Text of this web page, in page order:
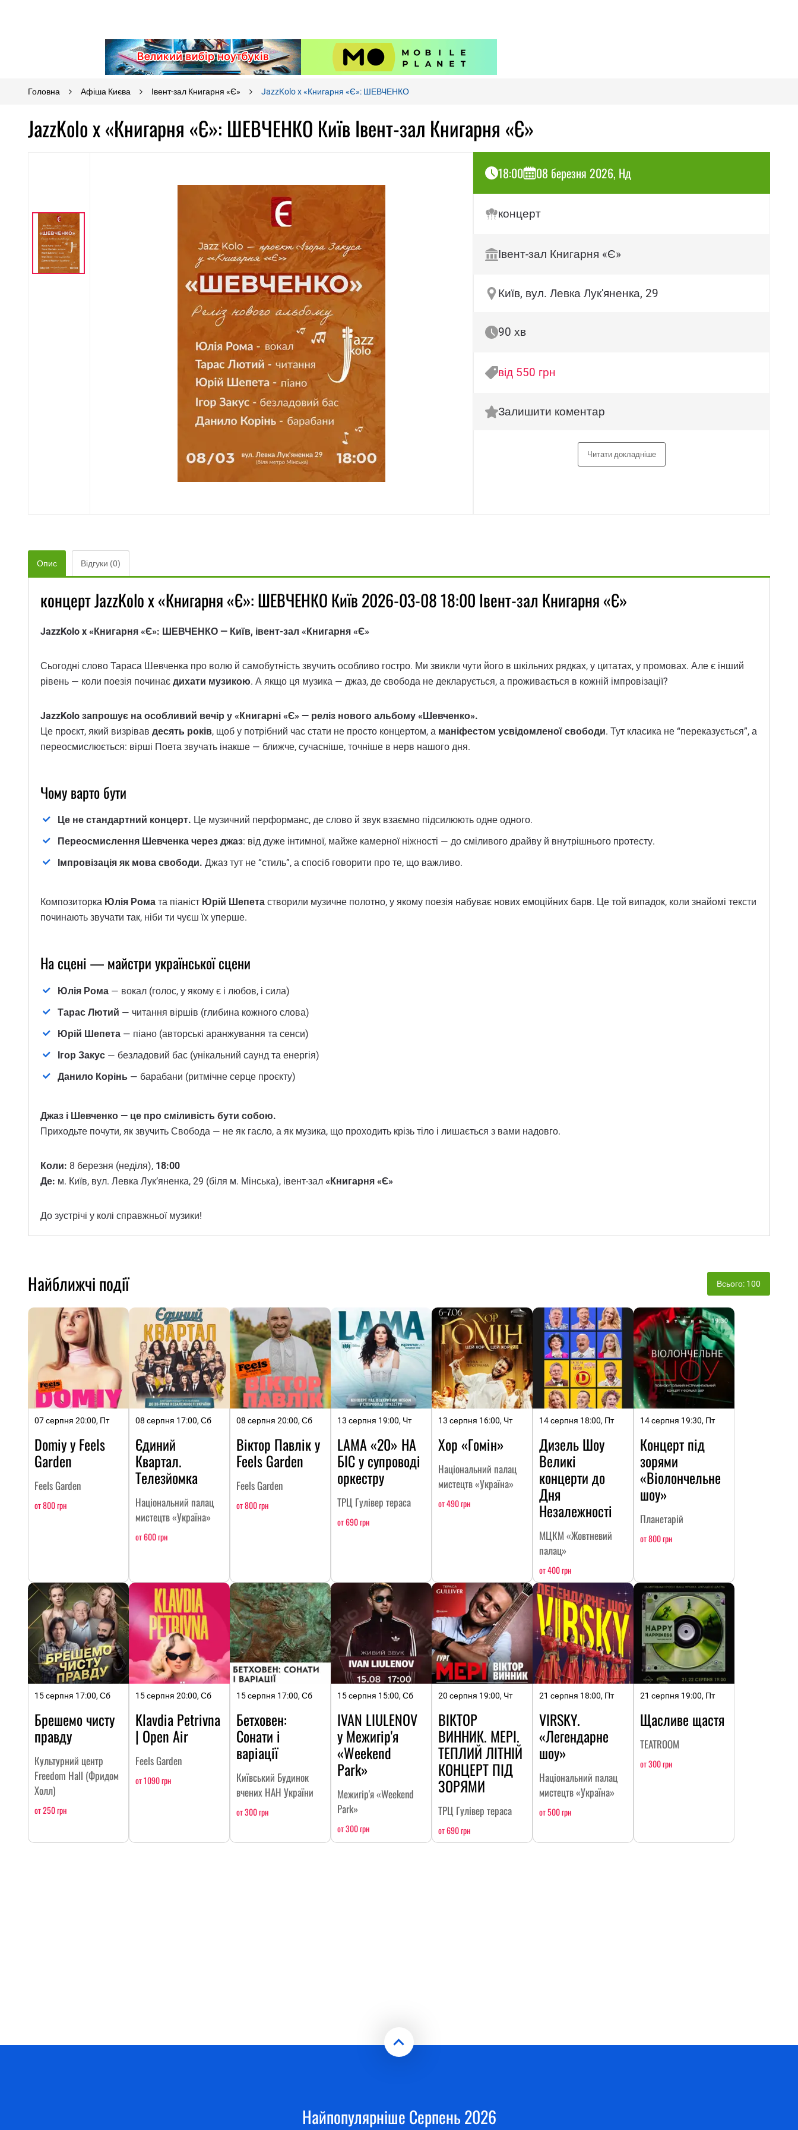
Головна Афіша Києва Івент-зал Книгарня «Є» JazzKolo x «Книгарня «Є»: ШЕВЧЕНКО
JazzKolo x «Книгарня «Є»: ШЕВЧЕНКО Київ Івент-зал Книгарня «Є»
18:00 08 березня 2026, Нд
концерт
Івент-зал Книгарня «Є»
Київ, вул. Левка Лук'яненка, 29
90 хв
від 550 грн
Залишити коментар
Читати докладніше
Опис Відгуки (0)
концерт JazzKolo x «Книгарня «Є»: ШЕВЧЕНКО Київ 2026-03-08 18:00 Івент-зал Книгарня «Є»
JazzKolo x «Книгарня «Є»: ШЕВЧЕНКО — Київ, івент-зал «Книгарня «Є»
Сьогодні слово Тараса Шевченка про волю й самобутність звучить особливо гостро. Ми звикли чути його в шкільних рядках, у цитатах, у промовах. Але є інший
рівень — коли поезія починає дихати музикою. А якщо ця музика — джаз, де свобода не декларується, а проживається в кожній імпровізації?
JazzKolo запрошує на особливий вечір у «Книгарні «Є» — реліз нового альбому «Шевченко».
Це проєкт, який визрівав десять років, щоб у потрібний час стати не просто концертом, а маніфестом усвідомленої свободи. Тут класика не “переказується”, а
переосмислюється: вірші Поета звучать інакше — ближче, сучасніше, точніше в нерв нашого дня.
Чому варто бути
Це не стандартний концерт. Це музичний перформанс, де слово й звук взаємно підсилюють одне одного.
Переосмислення Шевченка через джаз: від дуже інтимної, майже камерної ніжності — до сміливого драйву й внутрішнього протесту.
Імпровізація як мова свободи. Джаз тут не “стиль”, а спосіб говорити про те, що важливо.
Композиторка Юлія Рома та піаніст Юрій Шепета створили музичне полотно, у якому поезія набуває нових емоційних барв. Це той випадок, коли знайомі тексти
починають звучати так, ніби ти чуєш їх уперше.
На сцені — майстри української сцени
Юлія Рома — вокал (голос, у якому є і любов, і сила)
Тарас Лютий — читання віршів (глибина кожного слова)
Юрій Шепета — піано (авторські аранжування та сенси)
Ігор Закус — безладовий бас (унікальний саунд та енергія)
Данило Корінь — барабани (ритмічне серце проєкту)
Джаз і Шевченко — це про сміливість бути собою.
Приходьте почути, як звучить Свобода — не як гасло, а як музика, що проходить крізь тіло і лишається з вами надовго.
Коли: 8 березня (неділя), 18:00
Де: м. Київ, вул. Левка Лук’яненка, 29 (біля м. Мінська), івент-зал «Книгарня «Є»
До зустрічі у колі справжньої музики!
Найближчі події Всього: 100
07 серпня 20:00, Пт
Domiy у Feels
Garden
Feels Garden
от 800 грн
08 серпня 17:00, Сб
Єдиний
Квартал.
Телезйомка
Національний палац
мистецтв «Україна»
от 600 грн
08 серпня 20:00, Сб
Віктор Павлік у
Feels Garden
Feels Garden
от 800 грн
13 серпня 19:00, Чт
LAMA «20» НА
БІС у супроводі
оркестру
ТРЦ Гулівер тераса
от 690 грн
13 серпня 16:00, Чт
Хор «Гомін»
Національний палац
мистецтв «Україна»
от 490 грн
14 серпня 18:00, Пт
Дизель Шоу
Великі
концерти до
Дня
Незалежності
МЦКМ «Жовтневий
палац»
от 400 грн
14 серпня 19:30, Пт
Концерт під
зорями
«Віолончельне
шоу»
Планетарій
от 800 грн
15 серпня 17:00, Сб
Брешемо чисту
правду
Культурний центр
Freedom Hall (Фридом
Холл)
от 250 грн
15 серпня 20:00, Сб
Klavdia Petrivna
| Open Air
Feels Garden
от 1090 грн
15 серпня 17:00, Сб
Бетховен:
Сонати і
варіації
Київський Будинок
вчених НАН України
от 300 грн
15 серпня 15:00, Сб
IVAN LIULENOV
у Межигір'я
«Weekend
Park»
Межигір'я «Weekend
Park»
от 300 грн
20 серпня 19:00, Чт
ВІКТОР
ВИННИК. МЕРІ.
ТЕПЛИЙ ЛІТНІЙ
КОНЦЕРТ ПІД
ЗОРЯМИ
ТРЦ Гулівер тераса
от 690 грн
21 серпня 18:00, Пт
VIRSKY.
«Легендарне
шоу»
Національний палац
мистецтв «Україна»
от 500 грн
21 серпня 19:00, Пт
Щасливе щастя
TEATROOM
от 300 грн
Найпопулярніше Серпень 2026